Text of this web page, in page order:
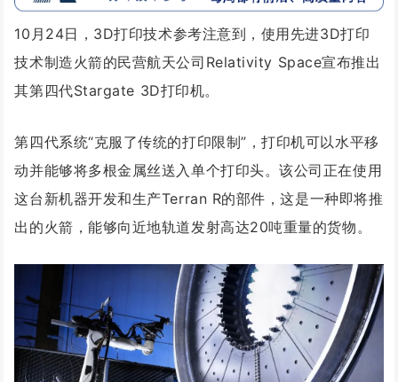
10月24日，3D打印技术参考注意到，使用先进3D打印
技术制造火箭的民营航天公司Relativity Space宣布推出
其第四代Stargate 3D打印机。
第四代系统“克服了传统的打印限制”，打印机可以水平移
动并能够将多根金属丝送入单个打印头。该公司正在使用
这台新机器开发和生产Terran R的部件，这是一种即将推
出的火箭，能够向近地轨道发射高达20吨重量的货物。